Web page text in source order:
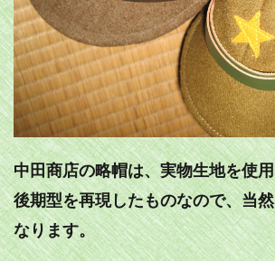
中田商店の略帽は、実物生地を使
後期型を再現したものなので、当
なります。